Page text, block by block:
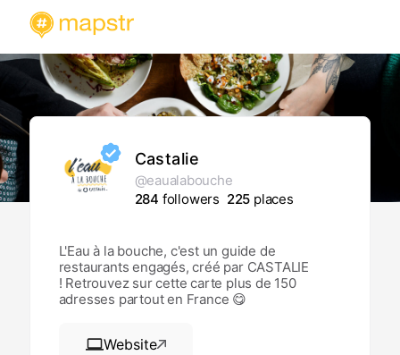
Castalie
@eaualabouche
284 followers 225 places
L'Eau à la bouche, c'est un guide de
restaurants engagés, créé par CASTALIE
! Retrouvez sur cette carte plus de 150
adresses partout en France 😋
Website